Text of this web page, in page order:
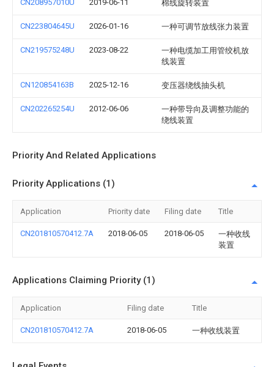
CN208957010U 2019-06-11 棉线旋转装置
CN223804645U 2026-01-16 一种可调节放线张力装置
CN219575248U 2023-08-22
一种电缆加工用管绞机放
线装置
CN120854163B 2025-12-16 变压器绕线抽头机
CN202265254U 2012-06-06
一种带导向及调整功能的
绕线装置
Priority And Related Applications
Priority Applications (1)
Application Priority date Filing date Title
CN201810570412.7A 2018-06-05 2018-06-05
一种收线
装置
Applications Claiming Priority (1)
Application Filing date Title
CN201810570412.7A 2018-06-05 一种收线装置